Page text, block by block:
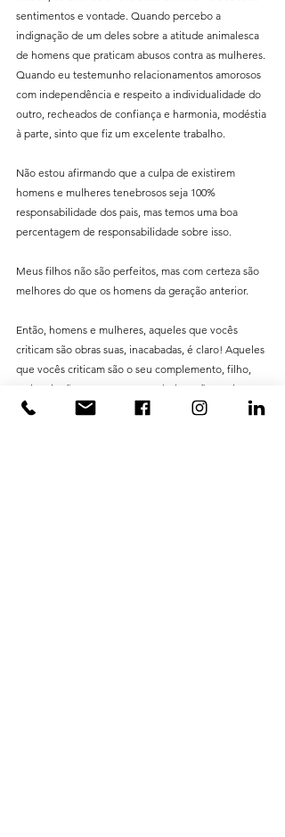
sentimentos e vontade. Quando percebo a
indignação de um deles sobre a atitude animalesca
de homens que praticam abusos contra as mulheres.
Quando eu testemunho relacionamentos amorosos
com independência e respeito a individualidade do
outro, recheados de confiança e harmonia, modéstia
à parte, sinto que fiz um excelente trabalho.
Não estou afirmando que a culpa de existirem
homens e mulheres tenebrosos seja 100%
responsabilidade dos pais, mas temos uma boa
percentagem de responsabilidade sobre isso.
Meus filhos não são perfeitos, mas com certeza são
melhores do que os homens da geração anterior.
Então, homens e mulheres, aqueles que vocês
criticam são obras suas, inacabadas, é claro! Aqueles
que vocês criticam são o seu complemento, filho,
amigo, irmão, amante, companheiro. Não apoiem
essa rivalidade, nem de brincadeira. Aprendam a